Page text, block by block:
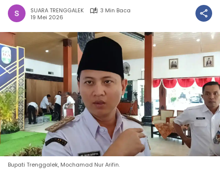
SUARA TRENGGALEK
3 Min Baca
19 Mei 2026
Bupati Trenggalek, Mochamad Nur Arifin.